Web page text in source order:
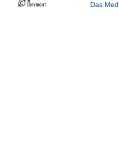
Das